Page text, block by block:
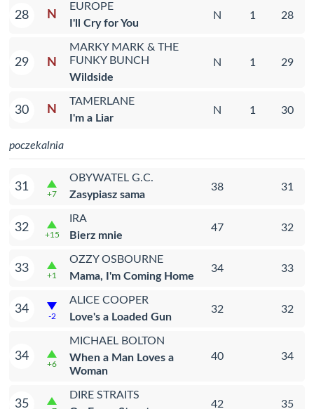
28 N
EUROPE
I'll Cry for You
N 1 28
29 N
MARKY MARK & THE
FUNKY BUNCH
Wildside
N 1 29
30 N
TAMERLANE
I'm a Liar
N 1 30
poczekalnia
31
+7
OBYWATEL G.C.
Zasypiasz sama
38 31
32
+15
IRA
Bierz mnie
47 32
33
+1
OZZY OSBOURNE
Mama, I'm Coming Home
34 33
34
-2
ALICE COOPER
Love's a Loaded Gun
32 32
34
+6
MICHAEL BOLTON
When a Man Loves a
Woman
40 34
35
DIRE STRAITS
42 35